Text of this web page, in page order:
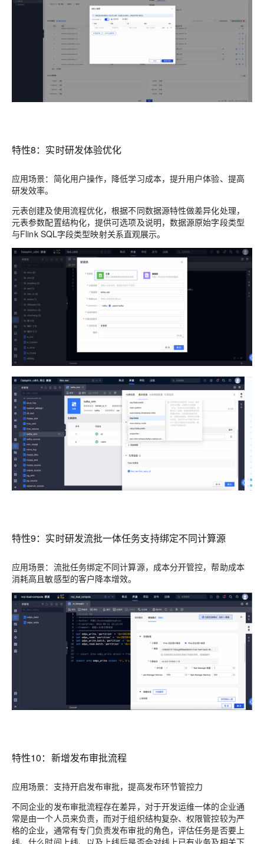
特性8：实时研发体验优化
应用场景：简化用户操作，降低学习成本，提升用户体验、提高
研发效率。
元表创建及使用流程优化，根据不同数据源特性做差异化处理，
元表参数配置结构化，提供可选项及说明，数据源原始字段类型
与Flink SQL字段类型映射关系直观展示。
特性9：实时研发流批一体任务支持绑定不同计算源
应用场景：流批任务绑定不同计算源，成本分开管控，帮助成本
消耗高且敏感型的客户降本增效。
特性10：新增发布审批流程
应用场景：支持开启发布审批，提高发布环节管控力
不同企业的发布审批流程存在差异，对于开发运维一体的企业通
常是由一个人员来负责，而对于组织结构复杂、权限管控较为严
格的企业，通常有专门负责发布审批的角色，评估任务是否要上